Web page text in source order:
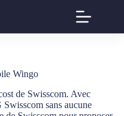
Wingo
de Swisscom. Avec
sans aucune